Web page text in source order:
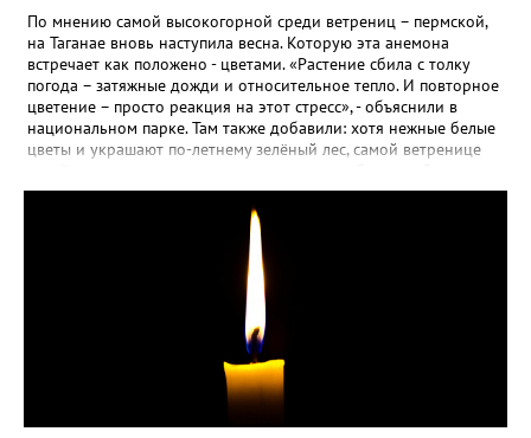
По мнению самой высокогорной среди ветрениц – пермской,
на Таганае вновь наступила весна. Которую эта анемона
встречает как положено - цветами. «Растение сбила с толку
погода – затяжные дожди и относительное тепло. И повторное
цветение – просто реакция на этот стресс», - объяснили в
национальном парке. Там также добавили: хотя нежные белые
цветы и украшают по-летнему зелёный лес, самой ветренице
силы перед долгой зимовкой.